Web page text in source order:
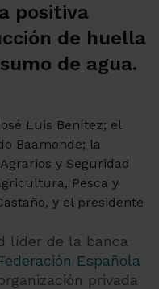
positiva
de huella
de agua.
Luis Benítez; el
Baamonde; la
y Seguridad
Pesca y
y el presidente
líder de la banca
Española
privada